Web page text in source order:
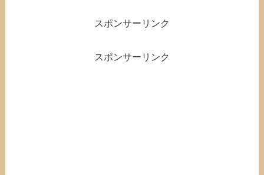
スポンサーリンク
スポンサーリンク